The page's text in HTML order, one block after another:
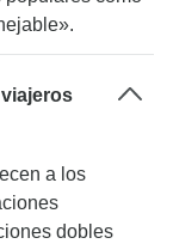
a los
dobles